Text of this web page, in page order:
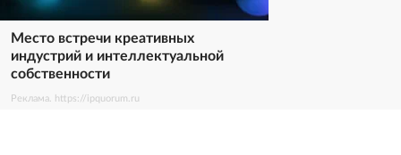
Место встречи креативных
индустрий и интеллектуальной
собственности
Реклама. https://ipquorum.ru